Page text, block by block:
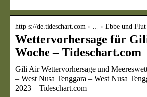
http s://de.tideschart.com › … › Ebbe und
Wettervorhersage für
Woche – Tideschart.com
Gili Air Wettervorhersage und
– West Nusa Tenggara – West Nusa
2023 – Tideschart.com